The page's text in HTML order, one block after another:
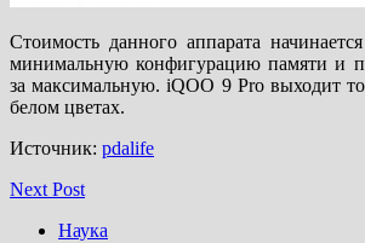
Стоимость данного аппарата
минимальную конфигурацию памяти и
за максимальную. iQOO 9 Pro выходит
белом цветах.
Источник: pdalife
Next Post
Наука